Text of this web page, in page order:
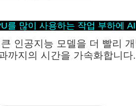
를 많이 사용하는 작업 부하에
인공지능 모델을 더 빨리
까지의 시간을 가속화합니다.